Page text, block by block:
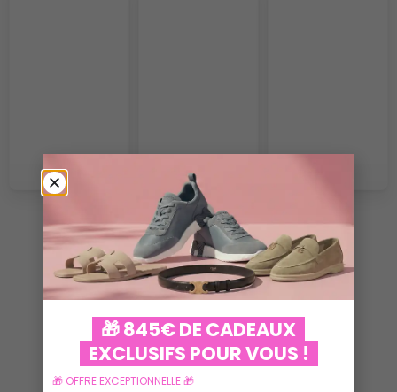
VOIR PLUS
🎁 845€ DE CADEAUX
EXCLUSIFS POUR VOUS !
🎁 OFFRE EXCEPTIONNELLE 🎁